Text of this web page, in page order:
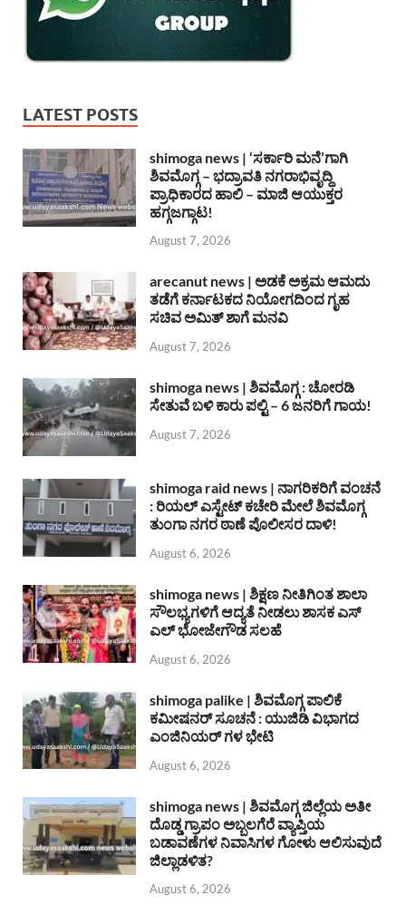
LATEST POSTS
shimoga news | ‘ಸರ್ಕಾರಿ ಮನೆ’ಗಾಗಿ
ಶಿವಮೊಗ್ಗ – ಭದ್ರಾವತಿ ನಗರಾಭಿವೃದ್ದಿ
ಪ್ರಾಧಿಕಾರದ ಹಾಲಿ – ಮಾಜಿ ಆಯುಕ್ತರ
ಹಗ್ಗಜಗ್ಗಾಟ!
August 7, 2026
arecanut news | ಅಡಕೆ ಅಕ್ರಮ ಆಮದು
ತಡೆಗೆ ಕರ್ನಾಟಕದ ನಿಯೋಗದಿಂದ ಗೃಹ
ಸಚಿವ ಅಮಿತ್ ಶಾಗೆ ಮನವಿ
August 7, 2026
shimoga news | ಶಿವಮೊಗ್ಗ : ಚೋರಡಿ
ಸೇತುವೆ ಬಳಿ ಕಾರು ಪಲ್ಟಿ – 6 ಜನರಿಗೆ ಗಾಯ!
August 7, 2026
shimoga raid news | ನಾಗರಿಕರಿಗೆ ವಂಚನೆ
: ರಿಯಲ್ ಎಸ್ಟೇಟ್ ಕಚೇರಿ ಮೇಲೆ ಶಿವಮೊಗ್ಗ
ತುಂಗಾ ನಗರ ಠಾಣೆ ಪೊಲೀಸರ ದಾಳಿ!
August 6, 2026
shimoga news | ಶಿಕ್ಷಣ ನೀತಿಗಿಂತ ಶಾಲಾ
ಸೌಲಭ್ಯಗಳಿಗೆ ಆದ್ಯತೆ ನೀಡಲು ಶಾಸಕ ಎಸ್
ಎಲ್ ಭೋಜೇಗೌಡ ಸಲಹೆ
August 6, 2026
shimoga palike | ಶಿವಮೊಗ್ಗ ಪಾಲಿಕೆ
ಕಮೀಷನರ್ ಸೂಚನೆ : ಯುಜಿಡಿ ವಿಭಾಗದ
ಎಂಜಿನಿಯರ್ ಗಳ ಭೇಟಿ
August 6, 2026
shimoga news | ಶಿವಮೊಗ್ಗ ಜಿಲ್ಲೆಯ ಅತೀ
ದೊಡ್ಡ ಗ್ರಾಪಂ ಅಬ್ಬಲಗೆರೆ ವ್ಯಾಪ್ತಿಯ
ಬಡಾವಣೆಗಳ ನಿವಾಸಿಗಳ ಗೋಳು ಆಲಿಸುವುದೆ
ಜಿಲ್ಲಾಡಳಿತ?
August 6, 2026